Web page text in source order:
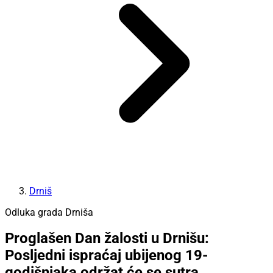
Drniš
Odluka grada Drniša
Proglašen Dan žalosti u Drnišu:
Posljedni ispraćaj ubijenog 19-